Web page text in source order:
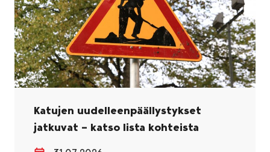
Katujen uudelleenpäällystykset
jatkuvat – katso lista kohteista